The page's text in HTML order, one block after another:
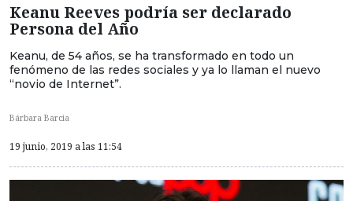
Keanu Reeves podría ser declarado
Persona del Año
Keanu, de 54 años, se ha transformado en todo un
fenómeno de las redes sociales y ya lo llaman el nuevo
“novio de Internet”.
Bárbara Barcia
19 junio, 2019 a las 11:54